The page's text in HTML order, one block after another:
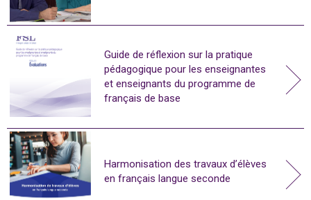
Guide de réflexion sur la pratique
pédagogique pour les enseignantes
et enseignants du programme de
français de base
Harmonisation des travaux d’élèves
en français langue seconde